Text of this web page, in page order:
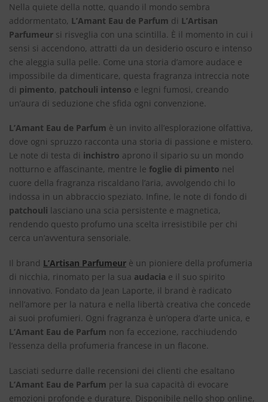
Nella quiete della notte, quando il mondo sembra
addormentato, L’Amant Eau de Parfum di L’Artisan
Parfumeur si risveglia con una scintilla. È il momento in cui i
sensi si accendono, attratti da un desiderio oscuro e intenso
che aleggia sulla pelle. Come una storia d’amore audace e
impossibile da dimenticare, questa fragranza intreccia note
di pimento, patchouli intenso e legni fumosi, creando
un’aura di seduzione che sfida ogni convenzione.
L’Amant Eau de Parfum è un invito all’esplorazione olfattiva,
dove ogni spruzzo racconta una storia di passione e mistero.
Le note di testa di inchistro aprono il sipario su un mondo
notturno e affascinante, mentre le foglie di pimento nel
cuore della fragranza riscaldano l’aria, avvolgendo chi lo
indossa in un abbraccio speziato. Infine, le note di fondo di
patchouli lasciano una scia persistente e magnetica,
rendendo questo profumo una scelta irresistibile per chi
cerca un’avventura sensoriale.
Il brand L’Artisan Parfumeur è un pioniere della profumeria
di nicchia, rinomato per la sua audacia e il suo spirito
innovativo. Fondato da Jean Laporte, il brand è radicato
nell’amore per la natura e nella libertà creativa che concede
ai suoi profumieri. Ogni fragranza è un’opera d’arte unica, e
L’Amant Eau de Parfum non fa eccezione, racchiudendo
l’essenza della profumeria francese in un flacone.
Lasciati sedurre dalle recensioni dei clienti che esaltano
L’Amant Eau de Parfum per la sua capacità di evocare
emozioni profonde e durature. Disponibile nello shop online,